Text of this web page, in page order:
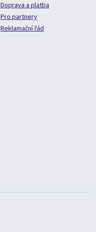
Doprava a platba
Pro partnery
Reklamační řád